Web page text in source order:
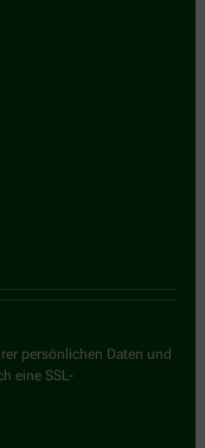
persönlichen Daten und
eine SSL-